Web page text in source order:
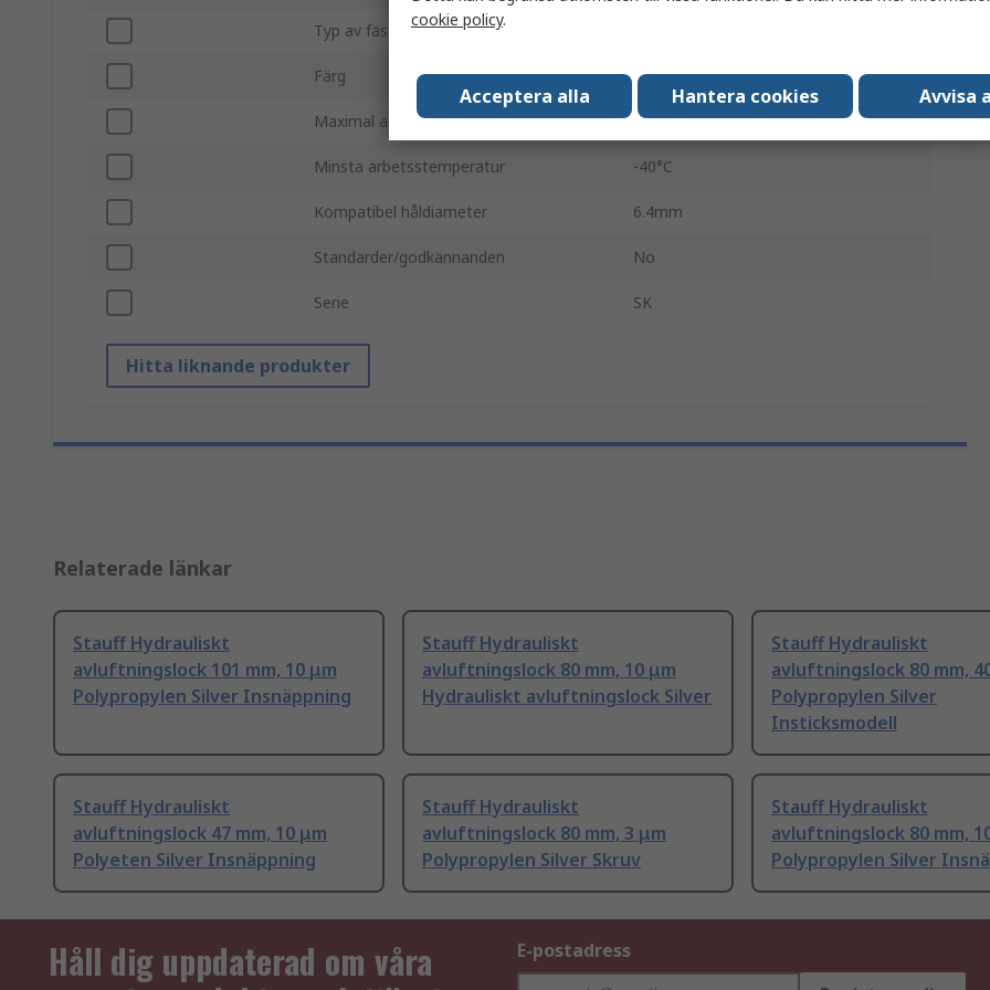
Typ av fäste
Färg Silver
Maximal arbetstemperatur 66°C
Minsta arbetsstemperatur -40°C
Kompatibel håldiameter 6.4mm
Standarder/godkännanden No
Serie SK
Hitta liknande produkter
Relaterade länkar
Stauff Hydrauliskt
avluftningslock 101 mm, 10 μm
Polypropylen Silver Insnäppning
Stauff Hydrauliskt
avluftningslock 80 mm, 10 μm
Hydrauliskt avluftningslock Silver
Stauff Hydrauliskt
avluftningslock 80 mm,
Polypropylen Silver
Insticksmodell
Stauff Hydrauliskt
avluftningslock 47 mm, 10 μm
Polyeten Silver Insnäppning
Stauff Hydrauliskt
avluftningslock 80 mm, 3 μm
Polypropylen Silver Skruv
Stauff Hydrauliskt
avluftningslock 80 mm,
Polypropylen Silver
Håll dig uppdaterad om våra
E-postadress
cookie policy.
Acceptera alla Hantera cookies Avvisa